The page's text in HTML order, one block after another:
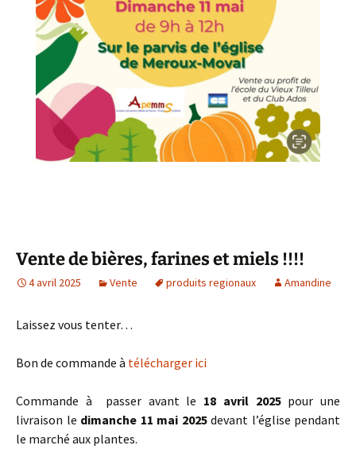
Vente de bières, farines et miels !!!!
4 avril 2025 Vente produits regionaux Amandine
Laissez vous tenter…
Bon de commande à télécharger ici
Commande à passer avant le 18 avril 2025pour une
livraison le dimanche 11 mai 2025devant l’église pendant
le marché aux plantes.